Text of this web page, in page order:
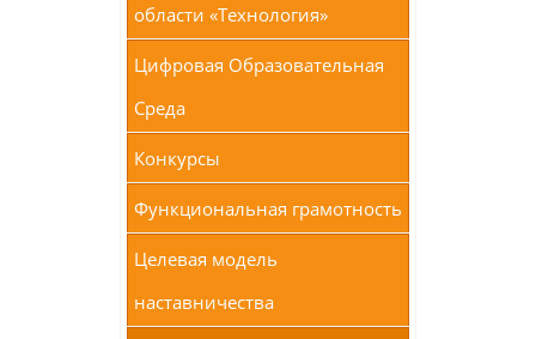
области «Технология»
Цифровая Образовательная
Среда
Конкурсы
Функциональная грамотность
Целевая модель
наставничества